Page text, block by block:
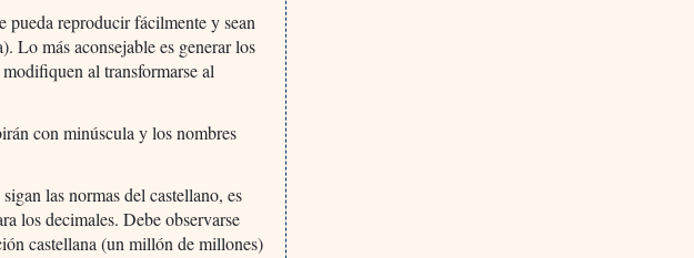
pueda reproducir fácilmente y sean
Lo más aconsejable es generar los
al transformarse al
con minúscula y los nombres
las normas del castellano, es
los decimales. Debe observarse
castellana (un millón de millones)